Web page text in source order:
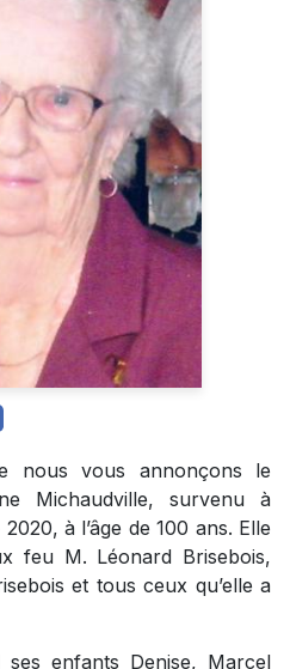
nous vous annonçons le
Michaudville, survenu à
à l’âge de 100 ans. Elle
feu M. Léonard Brisebois,
et tous ceux qu’elle a
enfants Denise, Marcel